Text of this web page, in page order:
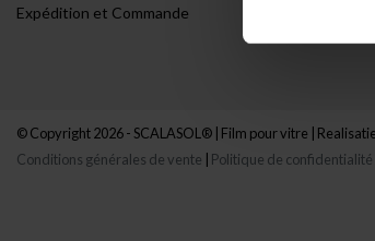
Expédition et Commande
© Copyright 2026 - SCALASOL® | Film pour vitre | Realisatie
Conditions générales de vente
Politique de